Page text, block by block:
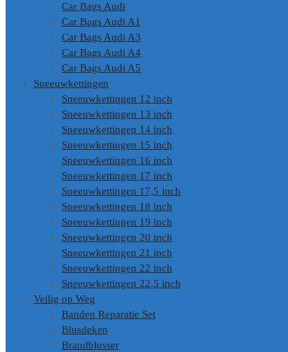
Car Bags Audi
Car Bags Audi A1
Car Bags Audi A3
Car Bags Audi A4
Car Bags Audi A5
Sneeuwkettingen
Sneeuwkettingen 12 inch
Sneeuwkettingen 13 inch
Sneeuwkettingen 14 inch
Sneeuwkettingen 15 inch
Sneeuwkettingen 16 inch
Sneeuwkettingen 17 inch
Sneeuwkettingen 17,5 inch
Sneeuwkettingen 18 inch
Sneeuwkettingen 19 inch
Sneeuwkettingen 20 inch
Sneeuwkettingen 21 inch
Sneeuwkettingen 22 inch
Sneeuwkettingen 22,5 inch
Veilig op Weg
Banden Reparatie Set
Blusdeken
Brandblusser